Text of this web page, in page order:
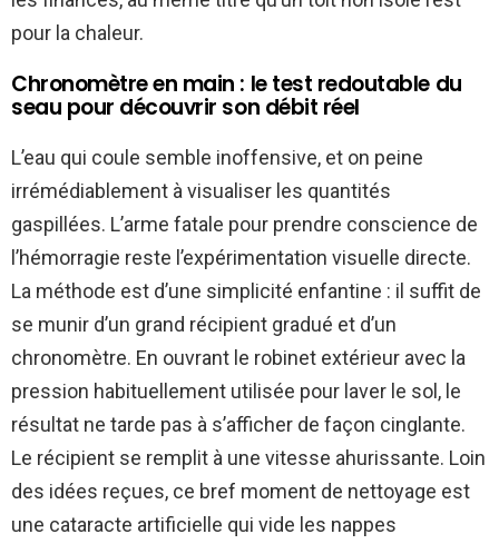
pour la chaleur.
Chronomètre en main : le test redoutable du
seau pour découvrir son débit réel
L’eau qui coule semble inoffensive, et on peine
irrémédiablement à visualiser les quantités
gaspillées. L’arme fatale pour prendre conscience de
l’hémorragie reste l’expérimentation visuelle directe.
La méthode est d’une simplicité enfantine : il suffit de
se munir d’un grand récipient gradué et d’un
chronomètre. En ouvrant le robinet extérieur avec la
pression habituellement utilisée pour laver le sol, le
résultat ne tarde pas à s’afficher de façon cinglante.
Le récipient se remplit à une vitesse ahurissante. Loin
des idées reçues, ce bref moment de nettoyage est
une cataracte artificielle qui vide les nappes